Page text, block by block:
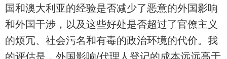
国和澳大利亚的经验是否减少了恶意的外国影响
和外国干涉，以及这些好处是否超过了官僚主义
的烦冗、社会污名和有毒的政治环境的代价。我
的评估是，外国影响/代理人登记的成本远远高于